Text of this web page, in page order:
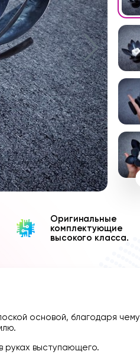
Оригинальные
комплектующие
высокого класса.
основой, благодаря чему
руках выступающего.